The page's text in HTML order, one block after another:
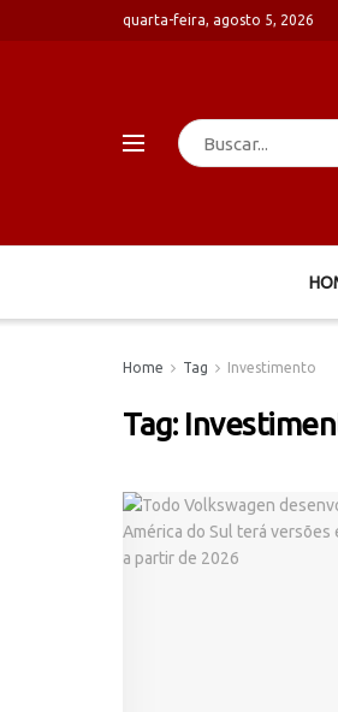
quarta-feira, agosto 5, 2026
Home Tag Investimento
Tag: